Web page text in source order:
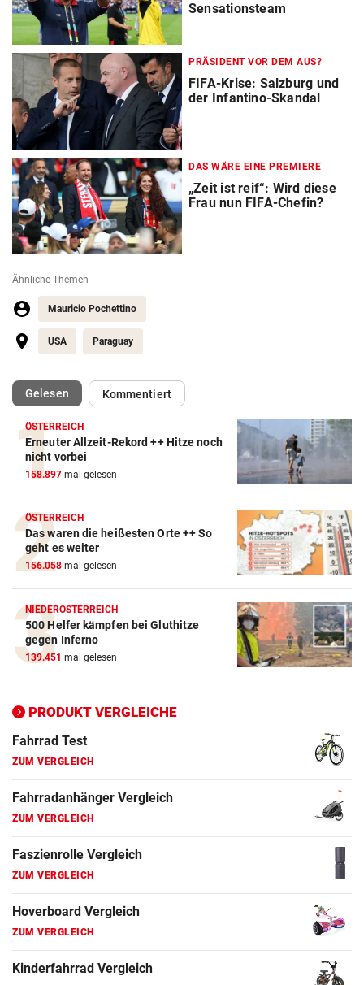
Sensationsteam
PRÄSIDENT VOR DEM AUS?
FIFA-Krise: Salzburg und
der Infantino-Skandal
DAS WÄRE EINE PREMIERE
„Zeit ist reif“: Wird diese
Frau nun FIFA-Chefin?
Ähnliche Themen
Mauricio Pochettino
USA Paraguay
Gelesen(ausgewählt)Kommentiert
ÖSTERREICH
Erneuter Allzeit-Rekord ++ Hitze noch
nicht vorbei
158.897 mal gelesen
ÖSTERREICH
Das waren die heißesten Orte ++ So
geht es weiter
156.058 mal gelesen
NIEDERÖSTERREICH
500 Helfer kämpfen bei Gluthitze
gegen Inferno
139.451 mal gelesen
PRODUKT VERGLEICHE
Action-Cam Vergleich
ZUM VERGLEICH
Crosstrainer Vergleich
ZUM VERGLEICH
E-Bike Vergleich
ZUM VERGLEICH
Elektro-Scooter Vergleich
ZUM VERGLEICH
ZUM VERGLEICH
Fahrrad Test
ZUM VERGLEICH
Fahrradanhänger Vergleich
ZUM VERGLEICH
Faszienrolle Vergleich
ZUM VERGLEICH
Hoverboard Vergleich
ZUM VERGLEICH
Kinderfahrrad Vergleich